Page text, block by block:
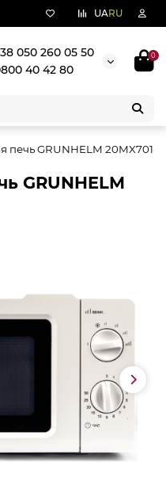
UARU
050 260 05 50
40 42 80
0
печь GRUNHELM 20MX701-
GRUNHELM